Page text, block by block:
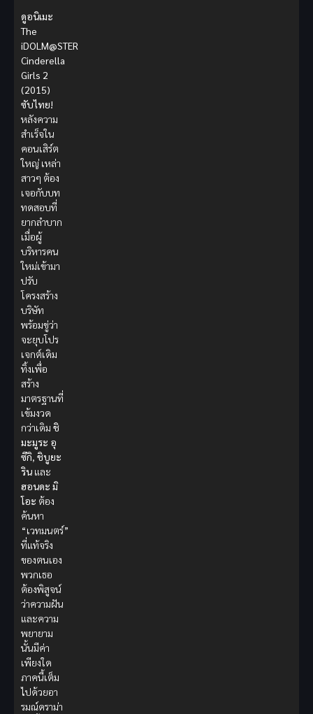
ดูอนิเมะ
The
iDOLM@STER
Cinderella
Girls 2
(2015)
ซับไทย!
หลังความ
สำเร็จใน
คอนเสิร์ต
ใหญ่ เหล่า
สาวๆ ต้อง
เจอกับบท
ทดสอบที่
ยากลำบาก
เมื่อผู้
บริหารคน
ใหม่เข้ามา
ปรับ
โครงสร้าง
บริษัท
พร้อมขู่ว่า
จะยุบโปร
เจกต์เดิม
ทิ้งเพื่อ
สร้าง
มาตรฐานที่
เข้มงวด
กว่าเดิม ชิ
มะมูระ อุ
ซึกิ, ชิบูยะ
ริน และ
ฮอนดะ มิ
โอะ ต้อง
ค้นหา
“เวทมนตร์”
ที่แท้จริง
ของตนเอง
พวกเธอ
ต้องพิสูจน์
ว่าความฝัน
และความ
พยายาม
นั้นมีค่า
เพียงใด
ภาคนี้เต็ม
ไปด้วยอา
รมณ์ดราม่า